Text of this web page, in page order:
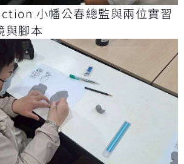
小幡公春總監與兩位實習
與腳本